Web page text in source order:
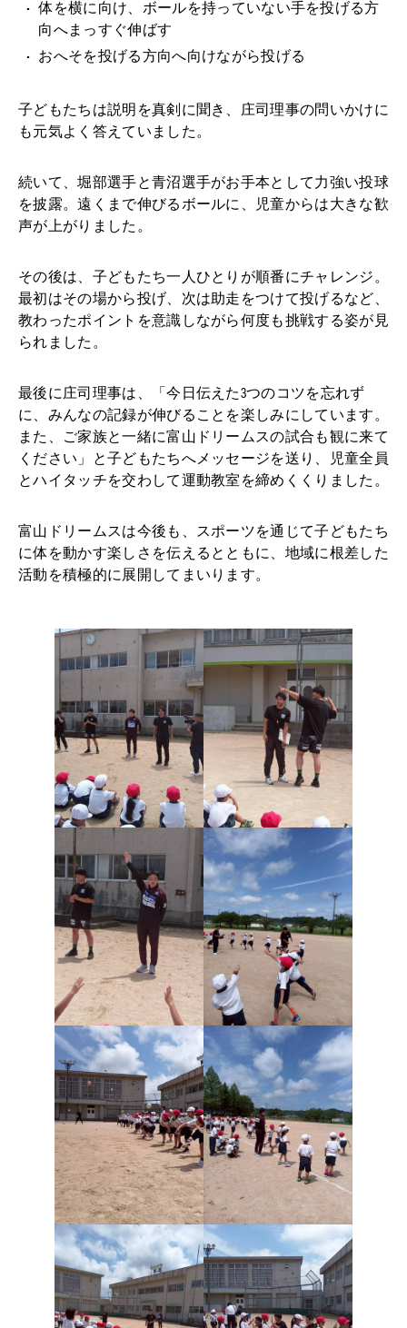
体を横に向け、ボールを持っていない手を投げる方
向へまっすぐ伸ばす
おへそを投げる方向へ向けながら投げる
子どもたちは説明を真剣に聞き、庄司理事の問いかけに
も元気よく答えていました。
続いて、堀部選手と青沼選手がお手本として力強い投球
を披露。遠くまで伸びるボールに、児童からは大きな歓
声が上がりました。
その後は、子どもたち一人ひとりが順番にチャレンジ。
最初はその場から投げ、次は助走をつけて投げるなど、
教わったポイントを意識しながら何度も挑戦する姿が見
られました。
最後に庄司理事は、「今日伝えた3つのコツを忘れず
に、みんなの記録が伸びることを楽しみにしています。
また、ご家族と一緒に富山ドリームスの試合も観に来て
ください」と子どもたちへメッセージを送り、児童全員
とハイタッチを交わして運動教室を締めくくりました。
富山ドリームスは今後も、スポーツを通じて子どもたち
に体を動かす楽しさを伝えるとともに、地域に根差した
活動を積極的に展開してまいります。